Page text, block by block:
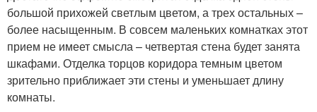
большой прихожей светлым цветом, а трех остальных –
более насыщенным. В совсем маленьких комнатках этот
прием не имеет смысла – четвертая стена будет занята
шкафами. Отделка торцов коридора темным цветом
зрительно приближает эти стены и уменьшает длину
комнаты.